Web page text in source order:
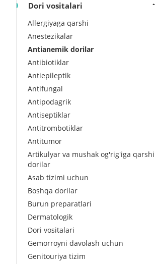
Dori vositalari
Allergiyaga qarshi
Anestezikalar
Antianemik dorilar
Antibiotiklar
Antiepileptik
Antifungal
Antipodagrik
Antiseptiklar
Antitrombotiklar
Antitumor
Artikulyar va mushak og'rig'iga qarshi
dorilar
Asab tizimi uchun
Boshqa dorilar
Burun preparatlari
Dermatologik
Dori vositalari
Gemorroyni davolash uchun
Genitouriya tizim